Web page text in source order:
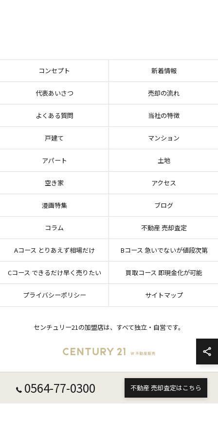
0564-77-0300 不動産 売却査定はこちら
コンセプト 新着情報
代表あいさつ 売却の流れ
よくある質問 当社の特徴
戸建て マンション
アパート 土地
空き家 アクセス
漫画特集 ブログ
コラム 不動産 売却査定
Aコース とりあえず相場だけ Bコース 急いでないが値段次第
Cコース できるだけ早く売りたい 買取コース 即現金化が可能
プライバシーポリシー サイトマップ
センチュリー21の加盟店は、すべて独立・自営です。
© 2026 愛知県岡崎市の不動産売却ならセンチュリー21 W不動産販売 ALL RIGHTS
RESERVED.